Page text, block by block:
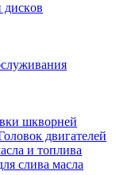
шкворней
двигателей
и топлива
cливa мacлa